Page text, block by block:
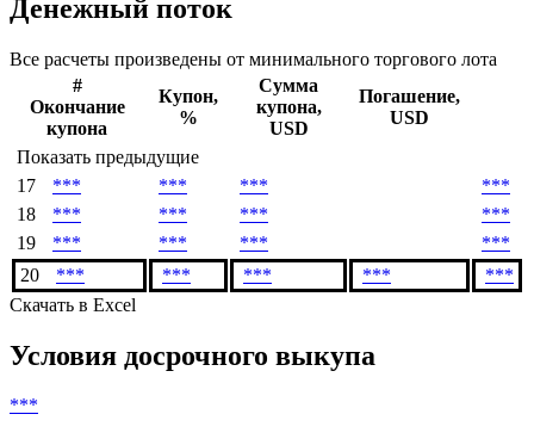
Денежный поток
Все расчеты произведены от минимального торгового лота
#
Окончание
купона
Купон,
%
Сумма
купона,
USD
Погашение,
USD
Показать предыдущие
17
*** *** ***
***
18
*** *** ***
***
19
*** *** ***
***
20
*** *** *** ***
***
Скачать в Excel
Условия досрочного выкупа
***